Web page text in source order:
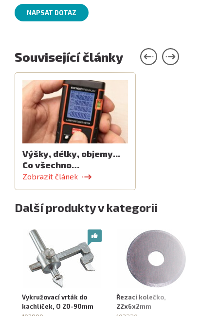
NAPSAT DOTAZ
Související články
Výšky, délky, objemy...
Co všechno…
Zobrazit článek
Další produkty v kategorii
Vykružovací vrták do
kachliček, O 20-90mm
Řezací kolečko,
22x6x2mm